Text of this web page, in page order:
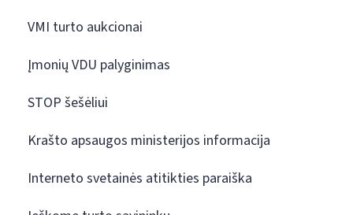
VMI turto aukcionai
Įmonių VDU palyginimas
STOP šešėliui
Krašto apsaugos ministerijos informacija
Interneto svetainės atitikties paraiška